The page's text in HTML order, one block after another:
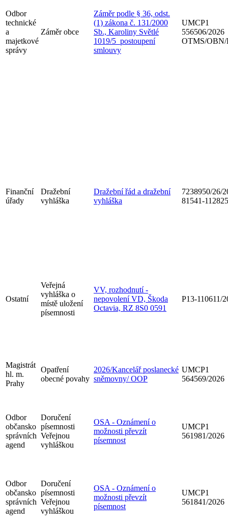
Odbor
technické
a
majetkové
správy
Záměr obce
Záměr podle § 36, odst.
(1) zákona č. 131/2000
Sb., Karoliny Světlé
1019/5_postoupení
smlouvy
UMCP1
556506/2026
OTMS/
Finanční
úřady
Dražební
vyhláška
Dražební řád a dražební
vyhláška
7238950/26/
81541-112825
Ostatní
Veřejná
vyhláška o
místě uložení
písemnosti
VV, rozhodnutí -
nepovolení VD, Škoda
Octavia, RZ 8S0 0591
P13-110611/
Magistrát
hl. m.
Prahy
Opatření
obecné povahy
2026/Kancelář poslanecké
sněmovny/ OOP
UMCP1
564569/2026
Odbor
občansko
správních
agend
Doručení
písemnosti
Veřejnou
vyhláškou
OSA - Oznámení o
možnosti převzít
písemnost
UMCP1
561981/2026
Odbor
občansko
správních
agend
Doručení
písemnosti
Veřejnou
vyhláškou
OSA - Oznámení o
možnosti převzít
písemnost
UMCP1
561841/2026